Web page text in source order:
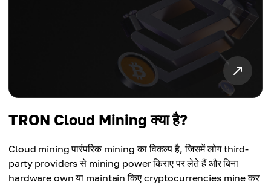
TRON Cloud Mining क्या है?
Cloud mining पारंपरिक mining का विकल्प है, जिसमें लोग third-
party providers से mining power किराए पर लेते हैं और बिना
hardware own या maintain किए cryptocurrencies mine कर